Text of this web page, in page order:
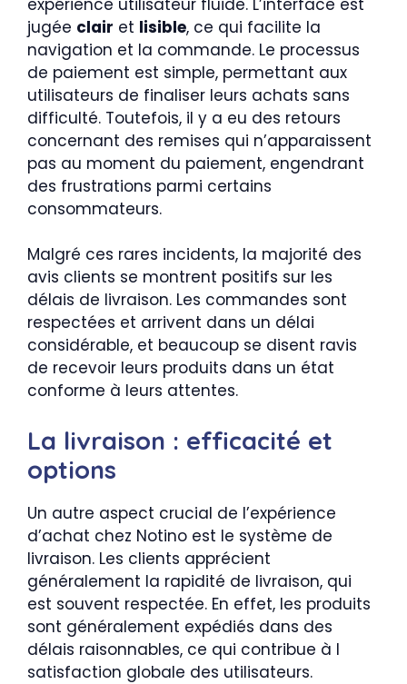
jugée clair et lisible, ce qui facilite la
navigation et la commande. Le processus
de paiement est simple, permettant aux
utilisateurs de finaliser leurs achats sans
difficulté. Toutefois, il y a eu des retours
concernant des remises qui n’apparaissent
pas au moment du paiement, engendrant
des frustrations parmi certains
consommateurs.
Malgré ces rares incidents, la majorité des
avis clients se montrent positifs sur les
délais de livraison. Les commandes sont
respectées et arrivent dans un délai
considérable, et beaucoup se disent ravis
de recevoir leurs produits dans un état
conforme à leurs attentes.
La livraison : efficacité et
options
Un autre aspect crucial de l’expérience
d’achat chez Notino est le système de
livraison. Les clients apprécient
généralement la rapidité de livraison, qui
est souvent respectée. En effet, les produits
sont généralement expédiés dans des
délais raisonnables, ce qui contribue à l
satisfaction globale des utilisateurs.